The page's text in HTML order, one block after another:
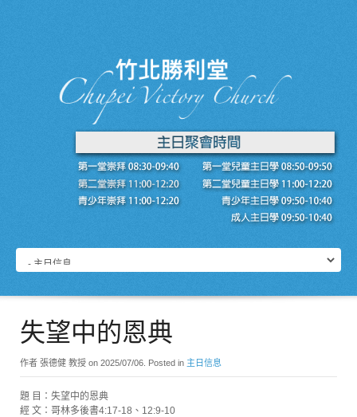
失望中的恩典
作者 張德健 教授 on 2025/07/06 . Posted in 主日信息
題 目：失望中的恩典
經 文：哥林多後書4:17-18、12:9-10